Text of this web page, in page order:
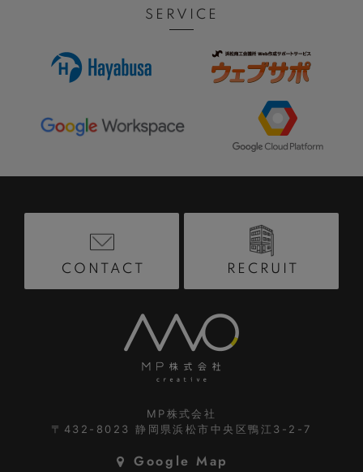
SERVICE
CONTACT RECRUIT
MP株式会社
〒432-8023静岡県浜松市中央区鴨江3-2-7
Google Map